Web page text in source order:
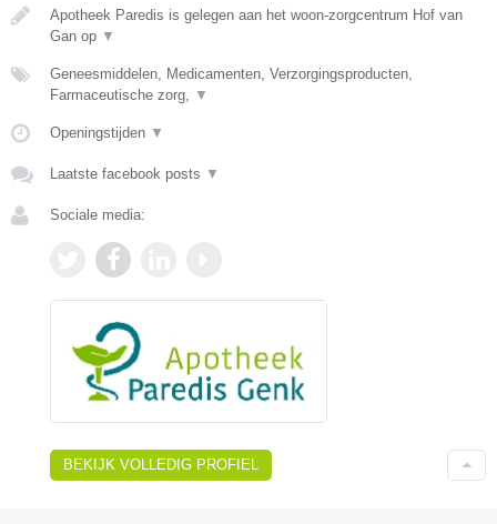
Apotheek Paredis is gelegen aan het woon-zorgcentrum Hof van
Gan op ▼
Geneesmiddelen, Medicamenten, Verzorgingsproducten,
Farmaceutische zorg, ▼
Openingstijden ▼
Laatste facebook posts ▼
Sociale media:
BEKIJK VOLLEDIG PROFIEL